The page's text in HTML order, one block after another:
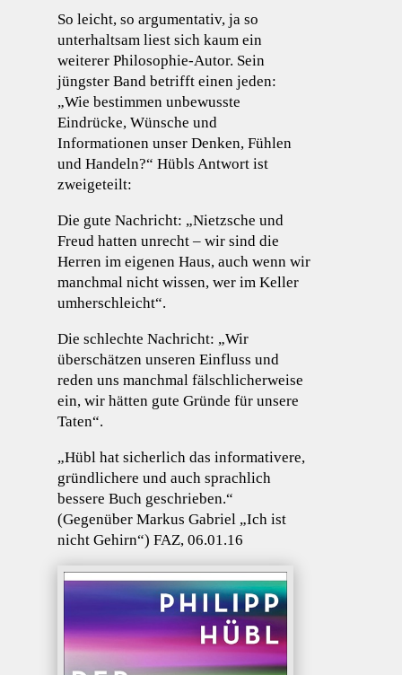
So leicht, so argumentativ, ja so
unterhaltsam liest sich kaum ein
weiterer Philosophie-Autor. Sein
jüngster Band betrifft einen jeden:
„Wie bestimmen unbewusste
Eindrücke, Wünsche und
Informationen unser Denken, Fühlen
und Handeln?“ Hübls Antwort ist
zweigeteilt:
Die gute Nachricht: „Nietzsche und
Freud hatten unrecht – wir sind die
Herren im eigenen Haus, auch wenn wir
manchmal nicht wissen, wer im Keller
umherschleicht“.
Die schlechte Nachricht: „Wir
überschätzen unseren Einfluss und
reden uns manchmal fälschlicherweise
ein, wir hätten gute Gründe für unsere
Taten“.
„Hübl hat sicherlich das informativere,
gründlichere und auch sprachlich
bessere Buch geschrieben.“
(Gegenüber Markus Gabriel „Ich ist
nicht Gehirn“) FAZ, 06.01.16